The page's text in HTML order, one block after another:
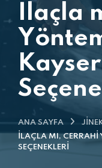
İlaçla
ANA SAYFA
İLAÇLA MI, CERRAHI
SEÇENEKLERI